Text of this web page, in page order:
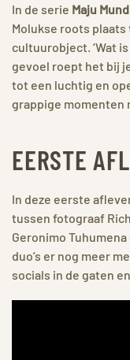
In de serie Maju
Molukse roots
cultuurobject. ‘Wat
gevoel roept het bij
tot een luchtig en
grappige momenten
EERSTE
In deze eerste
tussen fotograaf
Geronimo
duo’s er nog meer
socials in de gaten